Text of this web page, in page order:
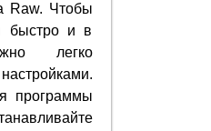
Raw. Чтобы
быстро и в
легко
программы